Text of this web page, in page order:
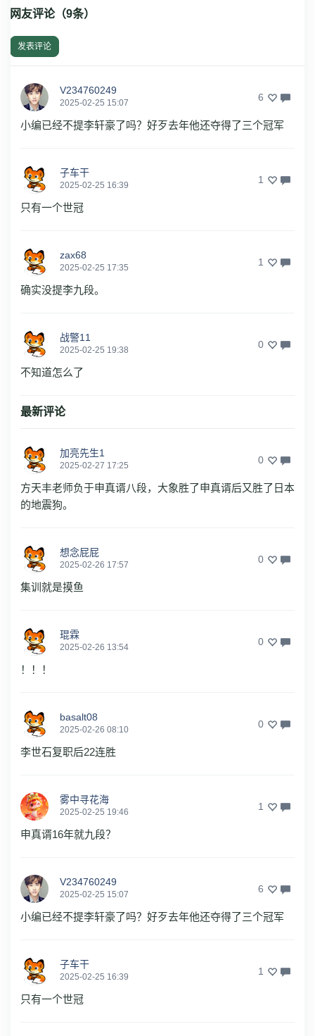
网友评论（9条）
发表评论
V234760249
2025-02-25 15:07 6
小编已经不提李轩豪了吗？好歹去年他还夺得了三个冠军
子车干
2025-02-25 16:39 1
只有一个世冠
zax68
2025-02-25 17:35 1
确实没提李九段。
战警11
2025-02-25 19:38 0
不知道怎么了
最新评论
加亮先生1
2025-02-27 17:25 0
方天丰老师负于申真谞八段，大象胜了申真谞后又胜了日本
的地震狗。
想念屁屁
2025-02-26 17:57 0
集训就是摸鱼
琨霖
2025-02-26 13:54 0
！！！
basalt08
2025-02-26 08:10 0
李世石复职后22连胜
雾中寻花海
2025-02-25 19:46 1
申真谞16年就九段？
V234760249
2025-02-25 15:07 6
小编已经不提李轩豪了吗？好歹去年他还夺得了三个冠军
子车干
2025-02-25 16:39 1
只有一个世冠